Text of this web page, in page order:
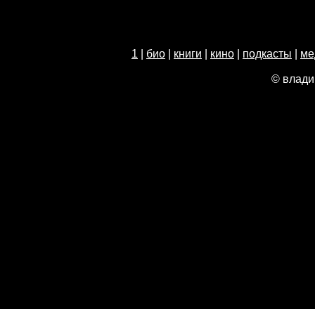
1 био книги кино подкасты
©